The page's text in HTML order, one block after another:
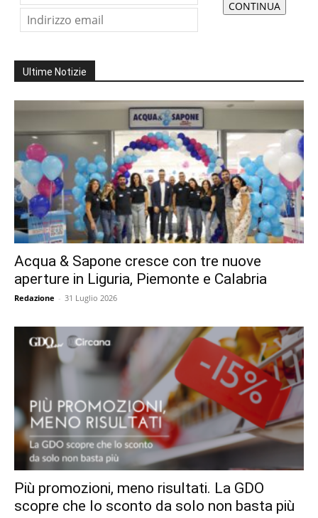
Ultime Notizie
Acqua & Sapone cresce con tre nuove
aperture in Liguria, Piemonte e Calabria
Redazione - 31 Luglio 2026
Più promozioni, meno risultati. La GDO
scopre che lo sconto da solo non basta più